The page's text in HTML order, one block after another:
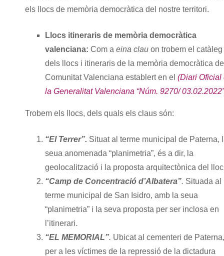
els llocs de memòria democràtica del nostre territori.
Llocs itineraris de memòria democràtica
valenciana: Com a eina clau on trobem el catàleg
dels llocs i itineraris de la memòria democràtica
Comunitat Valenciana establert en el (Diari Oficial
la Generalitat Valenciana “Núm. 9270/
Trobem els llocs, dels quals els claus són:
“El Terrer”. Situat al terme municipal de Paterna,
seua anomenada “planimetria”, és a dir, la
geolocalització i la proposta arquitectònica del
“Camp de Concentració d’Albatera”. Situada al
terme municipal de San Isidro, amb la seua
“planimetria” i la seva proposta per ser inclosa en
l’itinerari.
“EL MEMORIAL”. Ubicat al cementeri de Paterna,
per a les víctimes de la repressió de la dictadura